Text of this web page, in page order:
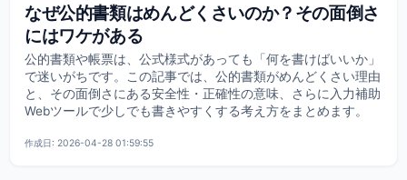
なぜ公的書類はめんどくさいのか？その面倒さ
にはワケがある
公的書類や帳票は、公式様式があっても「何を書けばいいか」
で迷いがちです。この記事では、公的書類がめんどくさい理由
と、その面倒さにある安全性・正確性の意味、さらに入力補助
Webツールで少しでも書きやすくする考え方をまとめます。
作成日: 2026-04-28 01:59:55